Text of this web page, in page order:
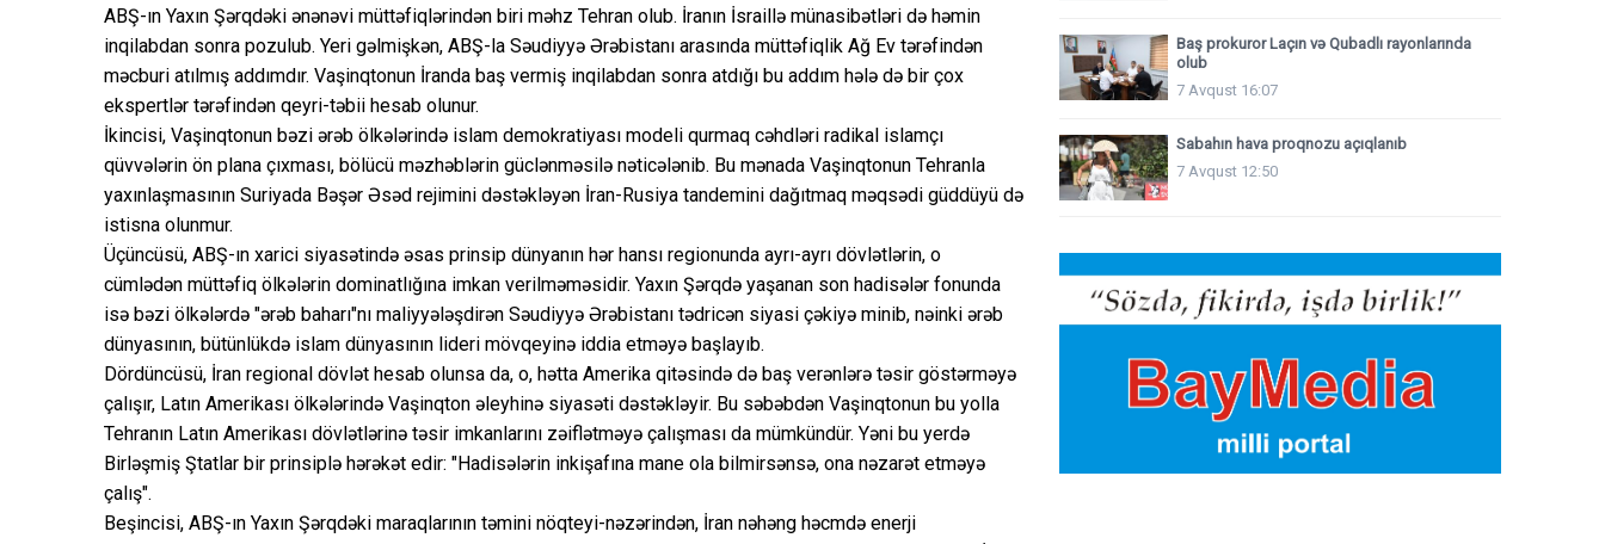
ABŞ-ın Yaxın Şərqdəki ənənəvi müttəfiqlərindən biri məhz Tehran olub. İranın İsraillə münasibətləri də həmin
inqilabdan sonra pozulub. Yeri gəlmişkən, ABŞ-la Səudiyyə Ərəbistanı arasında müttəfiqlik Ağ Ev tərəfindən
məcburi atılmış addımdır. Vaşinqtonun İranda baş vermiş inqilabdan sonra atdığı bu addım hələ də bir çox
ekspertlər tərəfindən qeyri-təbii hesab olunur.
İkincisi, Vaşinqtonun bəzi ərəb ölkələrində islam demokratiyası modeli qurmaq cəhdləri radikal islamçı
qüvvələrin ön plana çıxması, bölücü məzhəblərin güclənməsilə nəticələnib. Bu mənada Vaşinqtonun Tehranla
yaxınlaşmasının Suriyada Bəşər Əsəd rejimini dəstəkləyən İran-Rusiya tandemini dağıtmaq məqsədi güddüyü də
istisna olunmur.
Üçüncüsü, ABŞ-ın xarici siyasətində əsas prinsip dünyanın hər hansı regionunda ayrı-ayrı dövlətlərin, o
cümlədən müttəfiq ölkələrin dominatlığına imkan verilməməsidir. Yaxın Şərqdə yaşanan son hadisələr fonunda
isə bəzi ölkələrdə "ərəb baharı"nı maliyyələşdirən Səudiyyə Ərəbistanı tədricən siyasi çəkiyə minib, nəinki ərəb
dünyasının, bütünlükdə islam dünyasının lideri mövqeyinə iddia etməyə başlayıb.
Dördüncüsü, İran regional dövlət hesab olunsa da, o, hətta Amerika qitəsində də baş verənlərə təsir göstərməyə
çalışır, Latın Amerikası ölkələrində Vaşinqton əleyhinə siyasəti dəstəkləyir. Bu səbəbdən Vaşinqtonun bu yolla
Tehranın Latın Amerikası dövlətlərinə təsir imkanlarını zəiflətməyə çalışması da mümkündür. Yəni bu yerdə
Birləşmiş Ştatlar bir prinsiplə hərəkət edir: "Hadisələrin inkişafına mane ola bilmirsənsə, ona nəzarət etməyə
çalış".
Beşincisi, ABŞ-ın Yaxın Şərqdəki maraqlarının təmini nöqteyi-nəzərindən, İran nəhəng həcmdə enerji
Baş prokuror Laçın və Qubadlı rayonlarında
olub
7 Avqust 16:07
Sabahın hava proqnozu açıqlanıb
7 Avqust 12:50